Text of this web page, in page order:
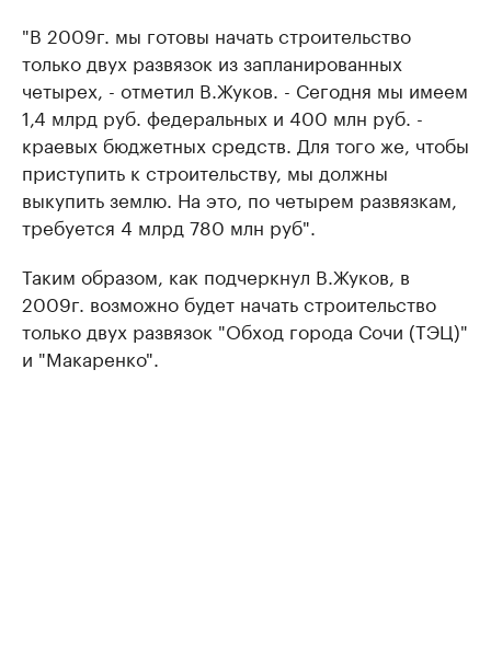
"В 2009г. мы готовы начать строительство
только двух развязок из запланированных
четырех, - отметил В.Жуков. - Сегодня мы имеем
1,4 млрд руб. федеральных и 400 млн руб. -
краевых бюджетных средств. Для того же, чтобы
приступить к строительству, мы должны
выкупить землю. На это, по четырем развязкам,
требуется 4 млрд 780 млн руб".
Таким образом, как подчеркнул В.Жуков, в
2009г. возможно будет начать строительство
только двух развязок "Обход города Сочи (ТЭЦ)"
и "Макаренко".